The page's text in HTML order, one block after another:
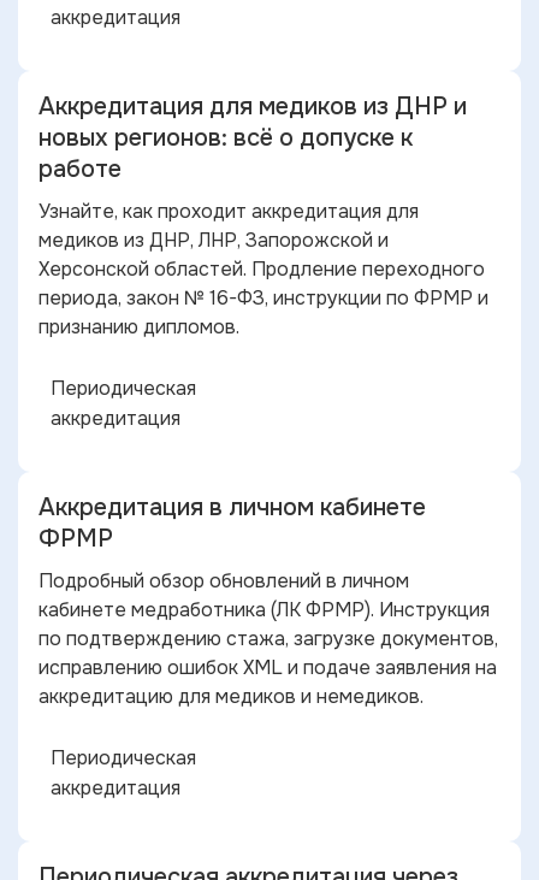
аккредитация
Аккредитация для медиков из ДНР и
новых регионов: всё о допуске к
работе
Узнайте, как проходит аккредитация для
медиков из ДНР, ЛНР, Запорожской и
Херсонской областей. Продление переходного
периода, закон № 16-ФЗ, инструкции по ФРМР и
признанию дипломов.
Периодическая
аккредитация
Аккредитация в личном кабинете
ФРМР
Подробный обзор обновлений в личном
кабинете медработника (ЛК ФРМР). Инструкция
по подтверждению стажа, загрузке документов,
исправлению ошибок XML и подаче заявления на
аккредитацию для медиков и немедиков.
Периодическая
аккредитация